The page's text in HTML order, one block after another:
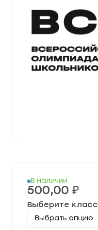
В наличии
500,00 ₽
Выберите класс